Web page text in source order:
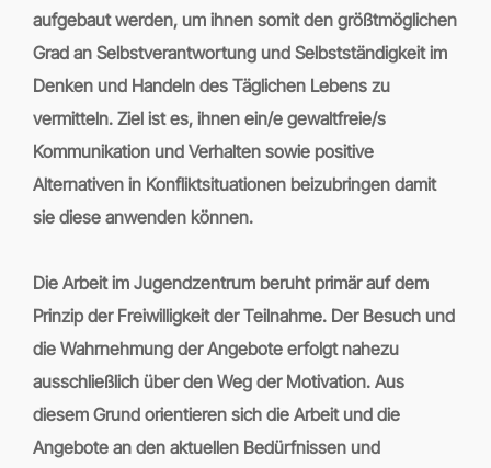
aufgebaut werden, um ihnen somit den größtmöglichen
Grad an Selbstverantwortung und Selbstständigkeit im
Denken und Handeln des Täglichen Lebens zu
vermitteln. Ziel ist es, ihnen ein/e gewaltfreie/s
Kommunikation und Verhalten sowie positive
Alternativen in Konfliktsituationen beizubringen damit
sie diese anwenden können.
Die Arbeit im Jugendzentrum beruht primär auf dem
Prinzip der Freiwilligkeit der Teilnahme. Der Besuch und
die Wahrnehmung der Angebote erfolgt nahezu
ausschließlich über den Weg der Motivation. Aus
diesem Grund orientieren sich die Arbeit und die
Angebote an den aktuellen Bedürfnissen und